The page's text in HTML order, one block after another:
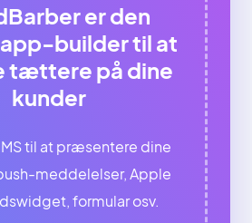
er den
builder til at
tættere på dine
kunder
til at præsentere dine
meddelelser, Apple
formular osv.